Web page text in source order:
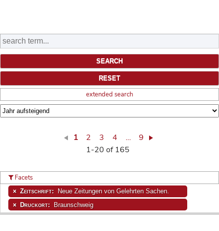
extended search
1 2 3 4 …
9
1-20 of 165
Facets
Zeitschrift: Neue Zeitungen von Gelehrten Sachen.
Druckort: Braunschweig